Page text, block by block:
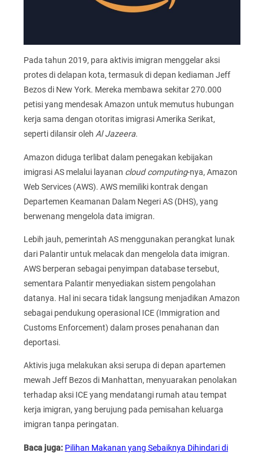
Pada tahun 2019, para aktivis imigran menggelar aksi
protes di delapan kota, termasuk di depan kediaman Jeff
Bezos di New York. Mereka membawa sekitar 270.000
petisi yang mendesak Amazon untuk memutus hubungan
kerja sama dengan otoritas imigrasi Amerika Serikat,
seperti dilansir oleh Al Jazeera.
Amazon diduga terlibat dalam penegakan kebijakan
imigrasi AS melalui layanan cloud computing-nya, Amazon
Web Services (AWS). AWS memiliki kontrak dengan
Departemen Keamanan Dalam Negeri AS (DHS), yang
berwenang mengelola data imigran.
Lebih jauh, pemerintah AS menggunakan perangkat lunak
dari Palantir untuk melacak dan mengelola data imigran.
AWS berperan sebagai penyimpan database tersebut,
sementara Palantir menyediakan sistem pengolahan
datanya. Hal ini secara tidak langsung menjadikan Amazon
sebagai pendukung operasional ICE (Immigration and
Customs Enforcement) dalam proses penahanan dan
deportasi.
Aktivis juga melakukan aksi serupa di depan apartemen
mewah Jeff Bezos di Manhattan, menyuarakan penolakan
terhadap aksi ICE yang mendatangi rumah atau tempat
kerja imigran, yang berujung pada pemisahan keluarga
imigran tanpa peringatan.
Baca juga: Pilihan Makanan yang Sebaiknya Dihindari di